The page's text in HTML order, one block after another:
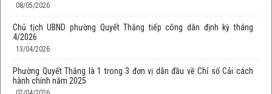
08/05/2026
Chủ tịch UBND phường Quyết Thắng tiếp công dân định kỳ tháng
4/2026
13/04/2026
Phường Quyết Thắng là 1 trong 3 đơn vị dẫn đầu về Chỉ số Cải cách
hành chính năm 2025